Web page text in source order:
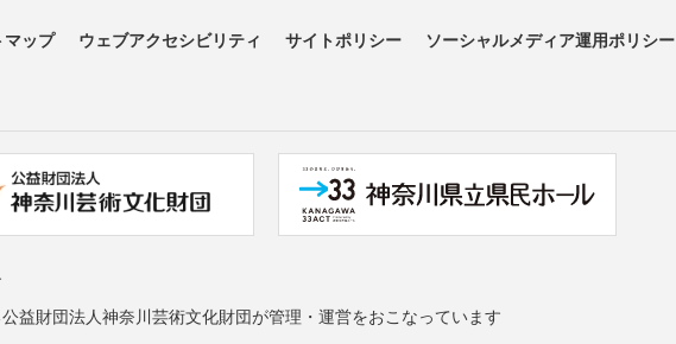
マップ ウェブアクセシビリティ サイトポリシー ソーシャルメディア運用ポリシー
益財団法人神奈川芸術文化財団が管理・運営をおこなっています